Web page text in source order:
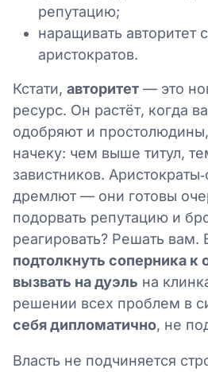
репутацию;
наращивать авторитет
аристократов.
Кстати, авторитет — это
ресурс. Он растёт, когда
одобряют и
начеку: чем выше титул,
завистников.
дремлют — они готовы
подорвать репутацию и
реагировать? Решать
подтолкнуть соперника к
вызвать на дуэль на
решении всех проблем в
себя дипломатично, не
Власть не подчиняется